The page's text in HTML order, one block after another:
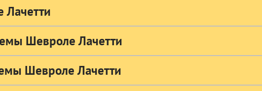
Лачетти
Шевроле Лачетти
Шевроле Лачетти